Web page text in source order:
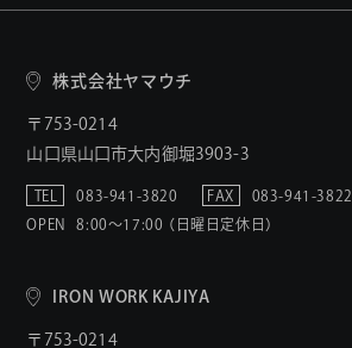
株式会社ヤマウチ
〒753-0214
山口県山口市大内御堀3903-3
TEL 083-941-3820 FAX
083-941-3822
OPEN
8:00〜17:00 （日曜日定休日）
IRON WORK KAJIYA
〒753-0214